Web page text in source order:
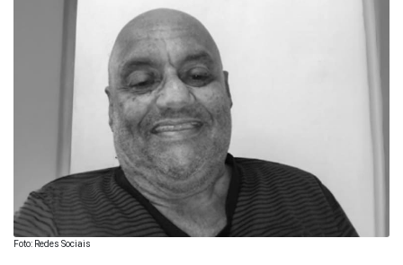
Foto: Redes Sociais